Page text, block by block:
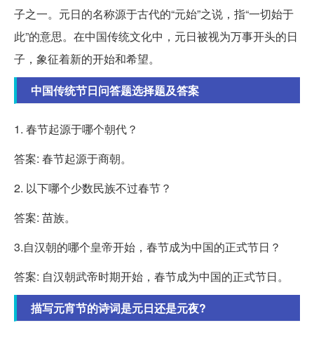
子之一。元日的名称源于古代的“元始”之说，指“一切始于
此”的意思。在中国传统文化中，元日被视为万事开头的日
子，象征着新的开始和希望。
中国传统节日问答题选择题及答案
1. 春节起源于哪个朝代？
答案: 春节起源于商朝。
2. 以下哪个少数民族不过春节？
答案: 苗族。
3.自汉朝的哪个皇帝开始，春节成为中国的正式节日？
答案: 自汉朝武帝时期开始，春节成为中国的正式节日。
描写元宵节的诗词是元日还是元夜?